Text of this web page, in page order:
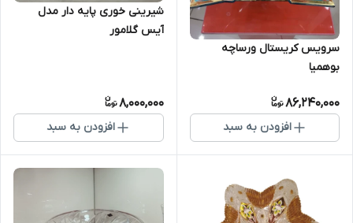
سرویس کریستال ورساچه
بوهمیا
86,240,000
افزودن به سبد
شیرینی خوری پایه دار مدل
آیس گلامور
8,000,000
افزودن به سبد